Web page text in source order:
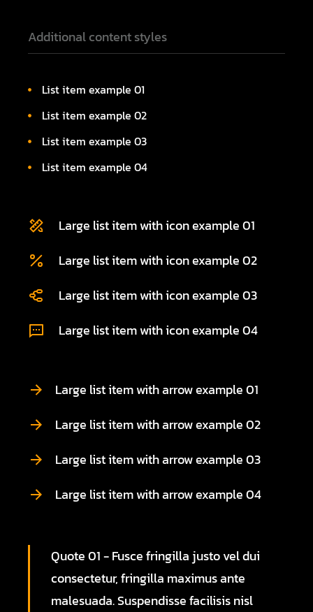
Additional content styles
List item example 01
List item example 02
List item example 03
List item example 04
Large list item with icon example 01
Large list item with icon example 02
Large list item with icon example 03
Large list item with icon example 04
Large list item with arrow example 01
Large list item with arrow example 02
Large list item with arrow example 03
Large list item with arrow example 04
Quote 01 - Fusce fringilla justo vel dui
consectetur, fringilla maximus ante
malesuada. Suspendisse facilisis nisl